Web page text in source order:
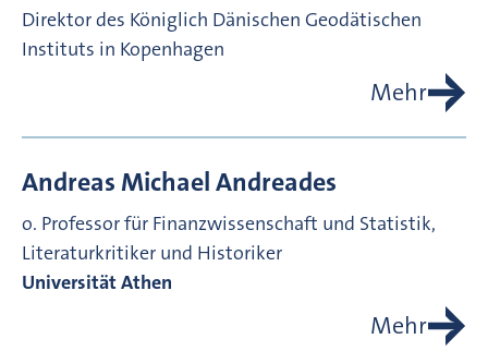
Direktor des Königlich Dänischen Geodätischen
Instituts in Kopenhagen
Mehr
Andreas MichaelAndreades
o. Professor für Finanzwissenschaft und Statistik,
Literaturkritiker und Historiker
Universität Athen
Mehr